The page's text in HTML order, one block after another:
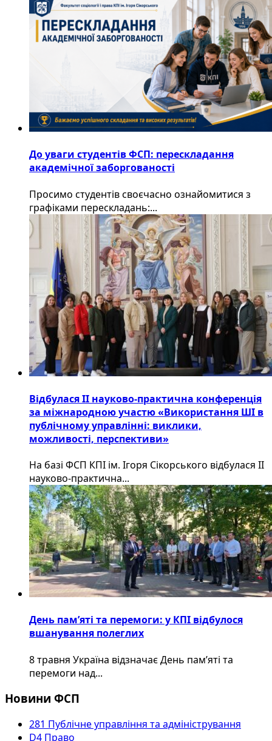
До уваги студентів ФСП: перескладання
академічної заборгованості
Просимо студентів своєчасно ознайомитися з
графіками перескладань:...
Відбулася ІІ науково-практична конференція
за міжнародною участю «Використання ШІ в
публічному управлінні: виклики,
можливості, перспективи»
На базі ФСП КПІ ім. Ігоря Сікорського відбулася ІІ
науково-практична...
День пам’яті та перемоги: у КПІ відбулося
вшанування полеглих
8 травня Україна відзначає День пам’яті та
перемоги над...
Новини ФСП
281 Публічне управління та адміністрування
D4 Право